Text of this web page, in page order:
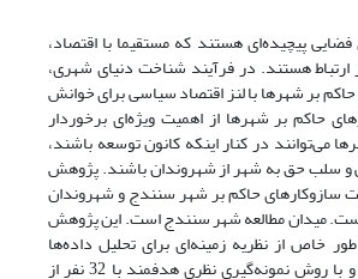
پیچیده‌ای هستند که مستقیما با اقتصاد،
هستند. در فرآیند شناخت دنیای شهری،
بر شهرها با لنز اقتصاد سیاسی برای خوانش
حاکم بر شهرها از اهمیت ویژه‌ای برخوردار
می‌توانند در کنار اینکه کانون توسعه باشند،
و سلب حق به شهر از شهروندان باشند. پژوهش
سازوکارهای حاکم بر شهر سنندج و شهروندان
میدان مطالعه شهر سنندج است. این پژوهش
خاص از نظریه زمینه‌ای برای تحلیل داده‌ها
استفاده شده است و با روش نمونه‌گیری نظری هدفمند با 32 نفر از